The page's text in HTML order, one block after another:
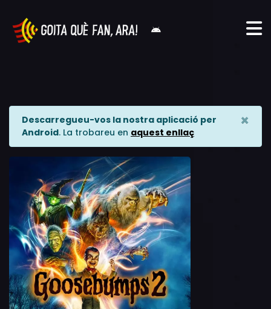
Descarregueu-vos la nostra aplicació per
Android. La trobareu en aquest enllaç
×